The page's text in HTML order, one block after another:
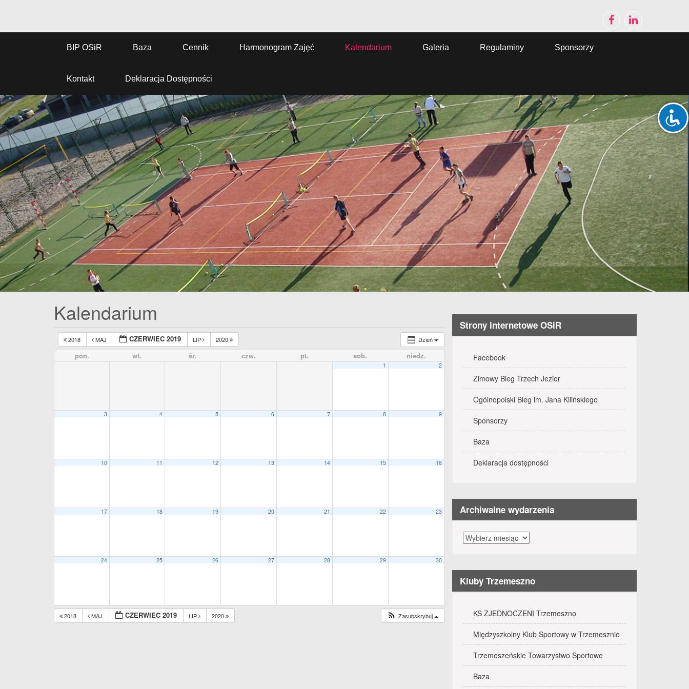
BIP OSiR Baza Cennik Harmonogram Zajęć Kalendarium Galeria Regulaminy Sponsorzy
Kontakt Deklaracja Dostępności
Kalendarium
Dzień
2018 MAJ CZERWIEC 2019 LIP 2020
pon. wt. śr. czw. pt. sob. niedz.
1 2
3 4 5 6 7 8 9
10 11 12 13 14 15 16
17 18 19 20 21 22 23
24 25 26 27 28 29 30
2018 MAJ CZERWIEC 2019 LIP 2020 Zasubskrybuj
Strony internetowe OSiR
Facebook
Zimowy Bieg Trzech Jezior
Ogólnopolski Bieg im. Jana Kilińskiego
Sponsorzy
Baza
Deklaracja dostępności
Archiwalne wydarzenia
Archiwalne
wydarzenia
Kluby Trzemeszno
KS ZJEDNOCZENI Trzemeszno
Międzyszkolny Klub Sportowy w Trzemesznie
Trzemeszeńskie Towarzystwo Sportowe
Baza